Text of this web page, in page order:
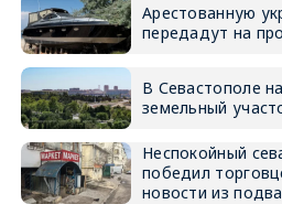
Арестованную
передадут на
В Севастополе
земельный
Неспокойный
победил
новости из